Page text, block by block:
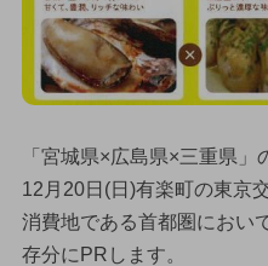
「宮城県×広島県×三重県
12月20日(日)有楽町の東京
消費地である首都圏におい
存分にPRします。